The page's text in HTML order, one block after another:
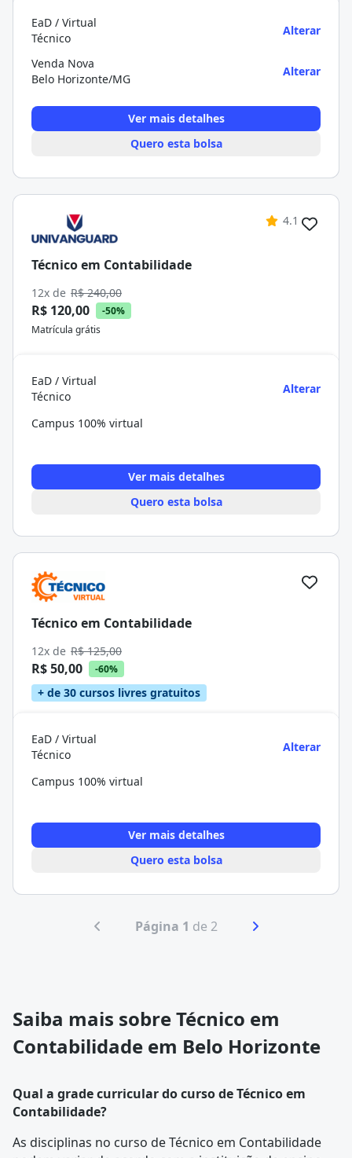
EaD / Virtual
Técnico
Alterar
Venda Nova
Belo Horizonte/MG
Alterar
Ver mais detalhes
Quero esta bolsa
4.1
Técnico em Contabilidade
12x de R$ 240,00
R$ 120,00
-50%
Matrícula grátis
EaD / Virtual
Técnico
Alterar
Campus 100% virtual
Ver mais detalhes
Quero esta bolsa
Técnico em Contabilidade
12x de R$ 125,00
R$ 50,00 -60%
+ de 30 cursos livres gratuitos
EaD / Virtual
Técnico
Alterar
Campus 100% virtual
Ver mais detalhes
Quero esta bolsa
Página 1 de 2
Saiba mais sobre Técnico em
Contabilidade em Belo Horizonte
Qual a grade curricular do curso de Técnico em
Contabilidade?
As disciplinas no curso de Técnico em Contabilidade